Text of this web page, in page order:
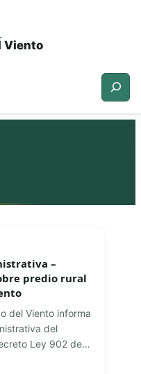
Viento
Buscar
–
predio rural
del Viento informa
del
Ley 902 de…